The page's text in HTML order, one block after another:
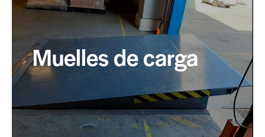
Muelles de carga